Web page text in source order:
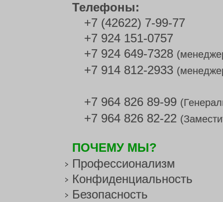
Телефоны:
+7 (42622) 7-99-77
+7 924 151-0757
+7 924 649-7328
+7 914 812-2933
+7 964 826 89-99
+7 964 826 82-22
ПОЧЕМУ МЫ?
Профессионализм
Конфиденциальность
Безопасность